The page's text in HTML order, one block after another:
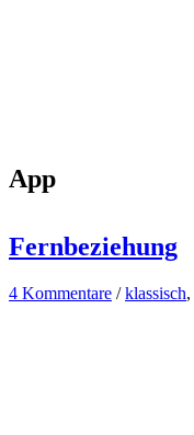
App
Fernbeziehung
4 Kommentare /klassisch,